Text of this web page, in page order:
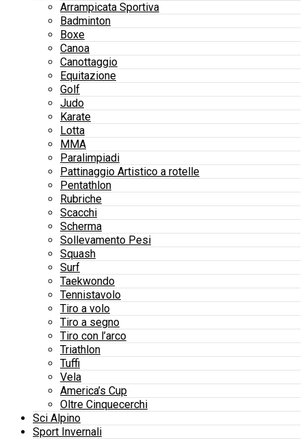
Arrampicata Sportiva
Badminton
Boxe
Canoa
Canottaggio
Equitazione
Golf
Judo
Karate
Lotta
MMA
Paralimpiadi
Pattinaggio Artistico a rotelle
Pentathlon
Rubriche
Scacchi
Scherma
Sollevamento Pesi
Squash
Surf
Taekwondo
Tennistavolo
Tiro a volo
Tiro a segno
Tiro con l’arco
Triathlon
Tuffi
Vela
America’s Cup
Oltre Cinquecerchi
Sci Alpino
Sport Invernali